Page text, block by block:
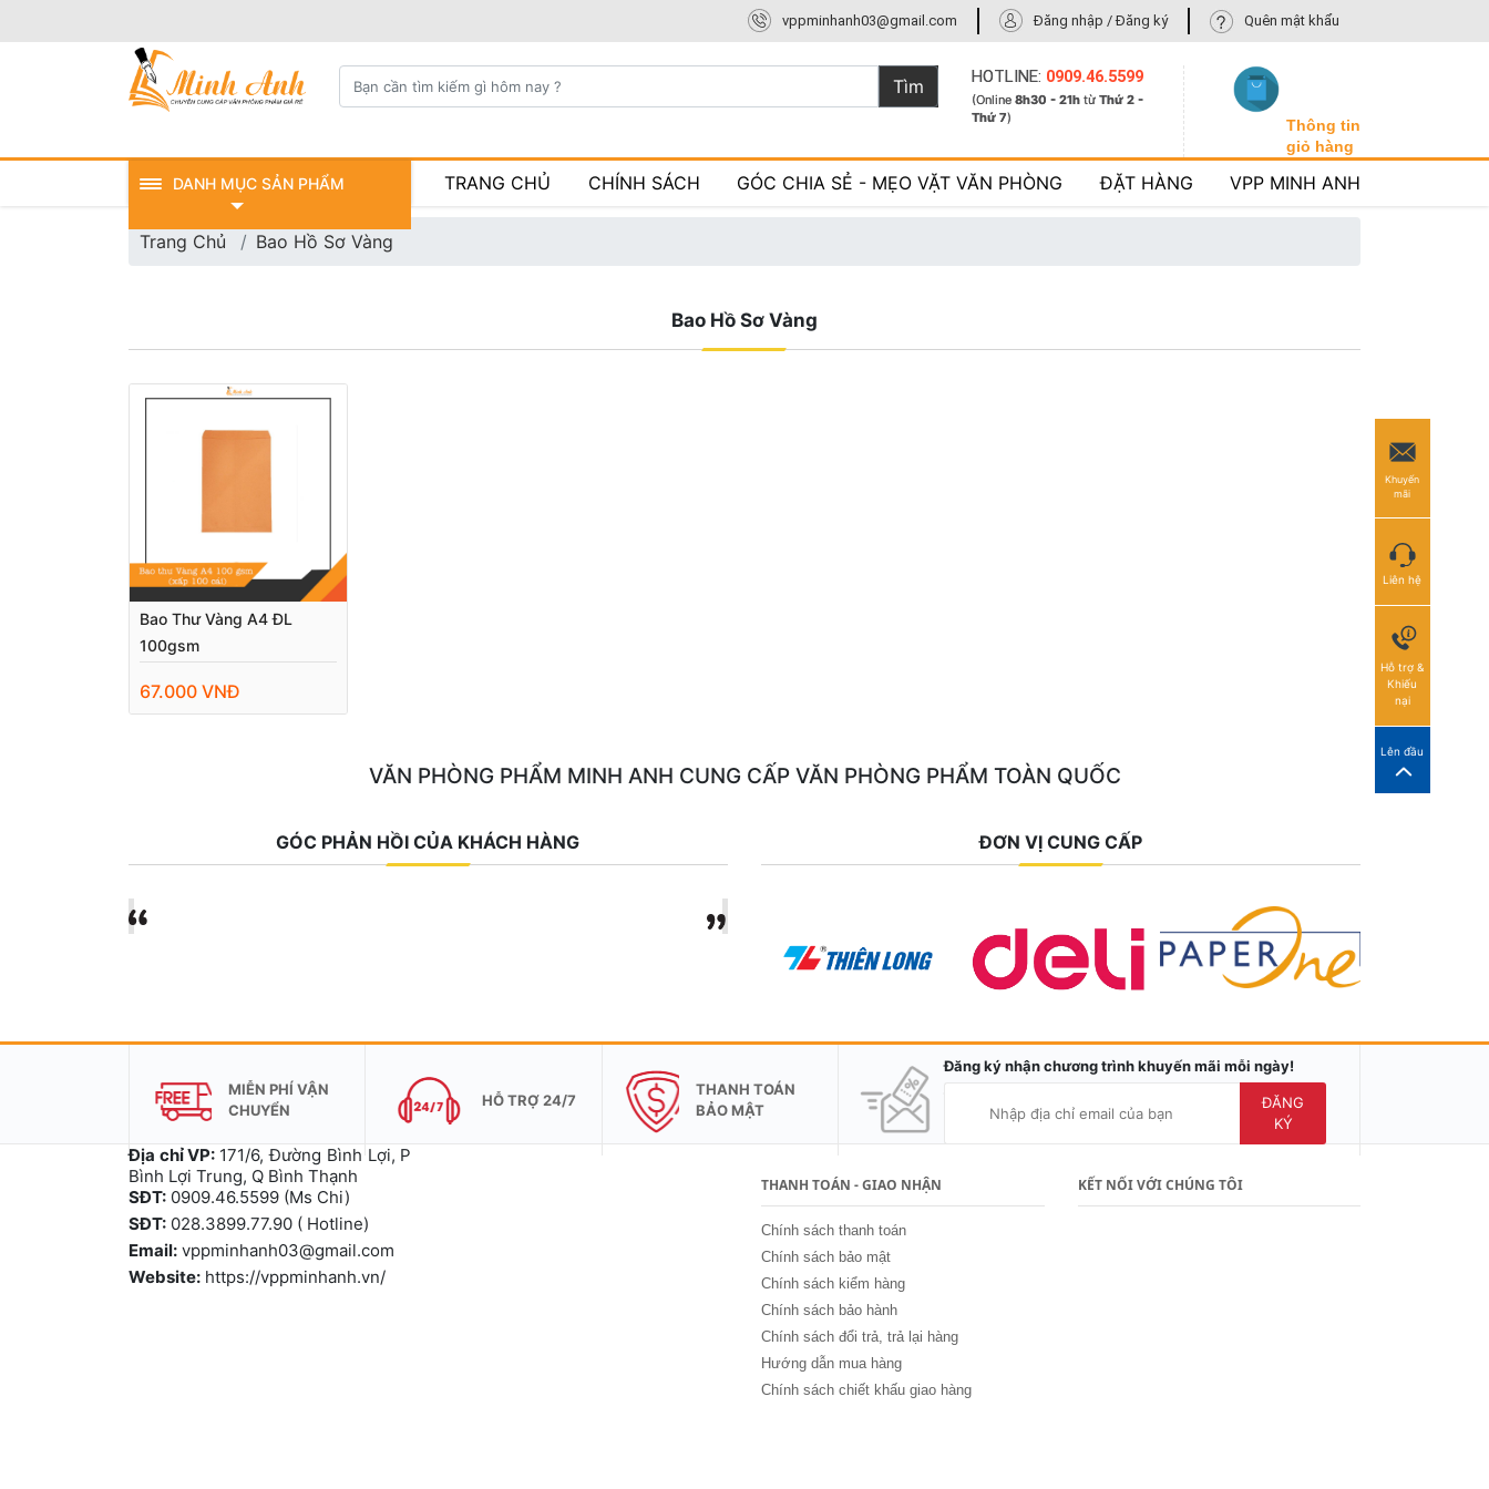
Quên mật khẩu
Đăng nhập / Đăng ký
vppminhanh03@gmail.com
Tìm HOTLINE: 0909.46.5599
(Online8h30 - 21h từThứ 2 -
Thứ 7)
Thông tin
giỏ hàng
DANH MỤC SẢN PHẨM TRANG CHỦ CHÍNH SÁCH GÓC CHIA SẺ - MẸO VẶT VĂN PHÒNG ĐẶT HÀNG VPP MINH ANH
Trang Chủ Bao Hồ Sơ Vàng
Bao Hồ Sơ Vàng
Bao Thư Vàng A4 ĐL
100gsm
67.000 VNĐ
VĂN PHÒNG PHẨM MINH ANH CUNG CẤP VĂN PHÒNG PHẨM TOÀN QUỐC
GÓC PHẢN HỒI CỦA KHÁCH HÀNG ĐƠN VỊ CUNG CẤP
MIỄN PHÍ VẬN
CHUYỂN
HỖ TRỢ 24/7
THANH TOÁN
BẢO MẬT
Đăng ký nhận chương trình khuyến mãi mỗi ngày!
ĐĂNG
KÝ
Địa chỉ VP: 171/6, Đường Bình Lợi, P
Bình Lợi Trung, Q Bình Thạnh
SĐT:0909.46.5599 (Ms Chi)
SĐT:028.3899.77.90 ( Hotline)
Email:vppminhanh03@gmail.com
Website:https://vppminhanh.vn/
THANH TOÁN - GIAO NHẬN
Chính sách thanh toán
Chính sách bảo mật
Chính sách kiểm hàng
Chính sách bảo hành
Chính sách đổi trả, trả lại hàng
Hướng dẫn mua hàng
Chính sách chiết khấu giao hàng
KẾT NỐI VỚI CHÚNG TÔI
Khuyến
mãi
Liên hệ
Hỗ trợ &
Khiếu
nại
Lên đầu